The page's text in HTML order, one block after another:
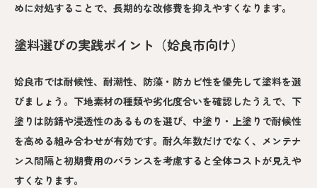
めに対処することで、長期的な改修費を抑えやすくなります。
塗料選びの実践ポイント（姶良市向け）
姶良市では耐候性、耐潮性、防藻・防カビ性を優先して塗料を選
びましょう。下地素材の種類や劣化度合いを確認したうえで、下
塗りは防錆や浸透性のあるものを選び、中塗り・上塗りで耐候性
を高める組み合わせが有効です。耐久年数だけでなく、メンテナ
ンス間隔と初期費用のバランスを考慮すると全体コストが見えや
すくなります。